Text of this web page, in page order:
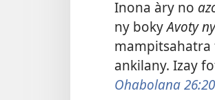
Inona àry no
ny bokyAvoty
ankilany. Izay
Ohabolana 26:20